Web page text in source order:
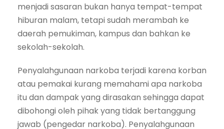
menjadi sasaran bukan hanya tempat-tempat
hiburan malam, tetapi sudah merambah ke
daerah pemukiman, kampus dan bahkan ke
sekolah-sekolah.
Penyalahgunaan narkoba terjadi karena korban
atau pemakai kurang memahami apa narkoba
itu dan dampak yang dirasakan sehingga dapat
dibohongi oleh pihak yang tidak bertanggung
jawab (pengedar narkoba). Penyalahgunaan